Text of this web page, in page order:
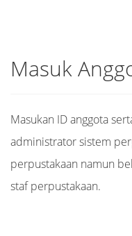
Masuk
Masukan ID anggota
administrator sistem
perpustakaan namun
staf perpustakaan.